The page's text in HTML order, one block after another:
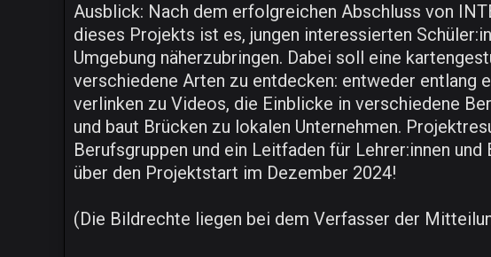
Ausblick: Nach dem erfolgreichen Abschluss von
dieses Projekts ist es, jungen interessierten
Umgebung näherzubringen. Dabei soll eine
verschiedene Arten zu entdecken: entweder entlang
verlinken zu Videos, die Einblicke in verschiedene
und baut Brücken zu lokalen Unternehmen.
Berufsgruppen und ein Leitfaden für Lehrer:innen
über den Projektstart im Dezember 2024!
(Die Bildrechte liegen bei dem Verfasser der